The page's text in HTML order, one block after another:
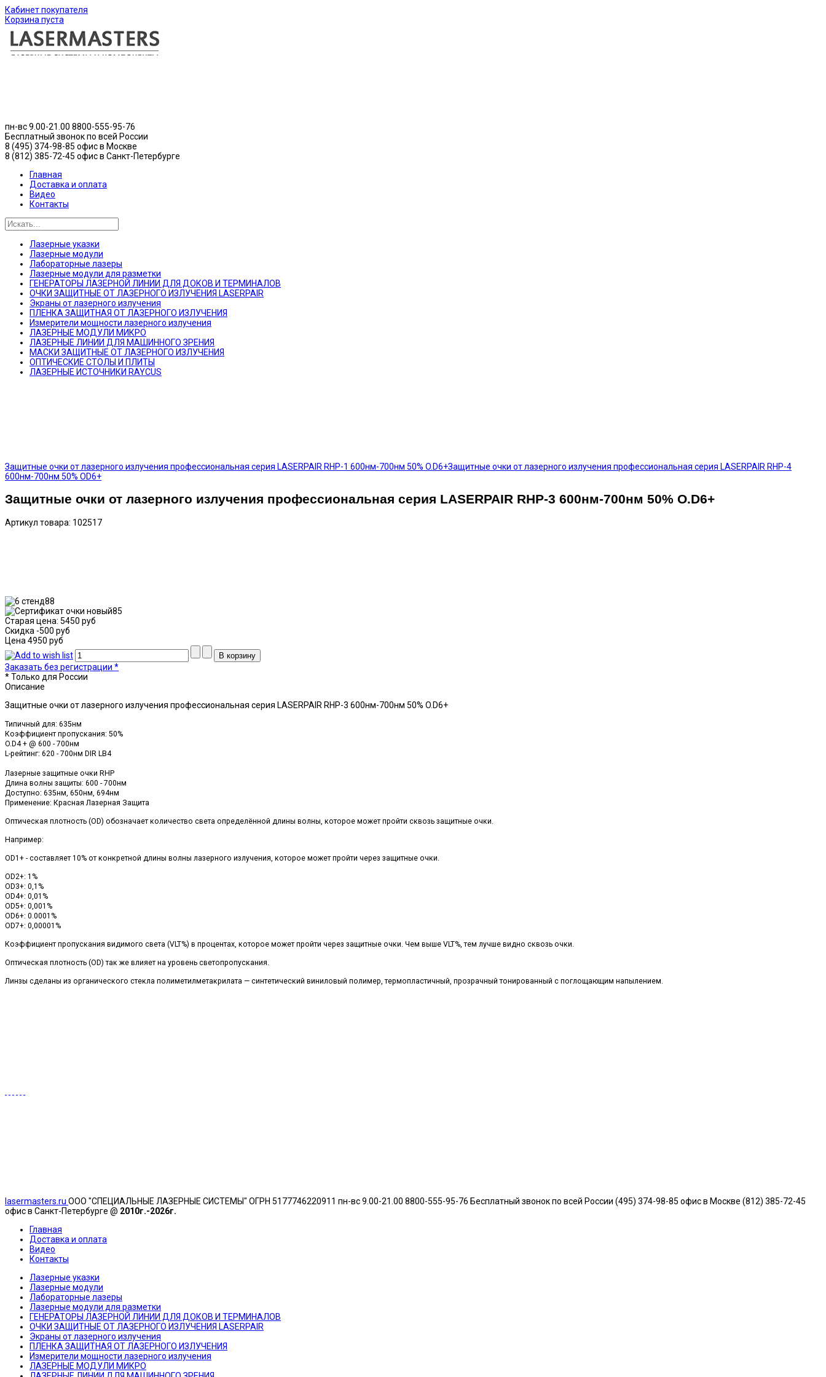
Кабинет покупателя
Корзина пуста
пн-вс 9.00-21.00 8800-555-95-76
Бесплатный звонок по всей России
8 (495) 374-98-85 офис в Москве
8 (812) 385-72-45 офис в Санкт-Петербурге
Главная
Доставка и оплата
Видео
Контакты
Лазерные указки
Лазерные модули
Лабораторные лазеры
Лазерные модули для разметки
ГЕНЕРАТОРЫ ЛАЗЕРНОЙ ЛИНИИ ДЛЯ ДОКОВ И ТЕРМИНАЛОВ
ОЧКИ ЗАЩИТНЫЕ ОТ ЛАЗЕРНОГО ИЗЛУЧЕНИЯ LASERPAIR
Экраны от лазерного излучения
ПЛЕНКА ЗАЩИТНАЯ ОТ ЛАЗЕРНОГО ИЗЛУЧЕНИЯ
Измерители мощности лазерного излучения
ЛАЗЕРНЫЕ МОДУЛИ МИКРО
ЛАЗЕРНЫЕ ЛИНИИ ДЛЯ МАШИННОГО ЗРЕНИЯ
МАСКИ ЗАЩИТНЫЕ ОТ ЛАЗЕРНОГО ИЗЛУЧЕНИЯ
ОПТИЧЕСКИЕ СТОЛЫ И ПЛИТЫ
ЛАЗЕРНЫЕ ИСТОЧНИКИ RAYCUS
Защитные очки от лазерного излучения профессиональная серия LASERPAIR RHP-1 600нм-700нм 50% O.D6+Защитные очки от лазерного излучения профессиональная серия LASERPAIR RHP-4
600нм-700нм 50% OD6+
Защитные очки от лазерного излучения профессиональная серия LASERPAIR RHP-3 600нм-700нм 50% O.D6+
Артикул товара: 102517
Старая цена: 5450 руб
Скидка -500 руб
Цена 4950 руб
Заказать без регистрации *
* Только для России
Описание
Защитные очки от лазерного излучения профессиональная серия LASERPAIR RHP-3 600нм-700нм 50% O.D6+
Типичный для: 635нм
Коэффициент пропускания: 50%
O.D4 + @ 600 - 700нм
L-рейтинг: 620 - 700нм DIR LB4
Лазерные защитные очки RHP
Длина волны защиты: 600 - 700нм
Доступно: 635нм, 650нм, 694нм
Применение: Красная Лазерная Защита
Оптическая плотность (OD) обозначает количество света определённой длины волны, которое может пройти сквозь защитные очки.
Например:
OD1+ - составляет 10% от конкретной длины волны лазерного излучения, которое может пройти через защитные очки.
OD2+: 1%
OD3+: 0,1%
OD4+: 0,01%
OD5+: 0,001%
OD6+: 0.0001%
OD7+: 0,00001%
Коэффициент пропускания видимого света (VLT%) в процентах, которое может пройти через защитные очки. Чем выше VLT%, тем лучше видно сквозь очки.
Оптическая плотность (OD) так же влияет на уровень светопропускания.
Линзы сделаны из органического стекла полиметилметакрилата — синтетический виниловый полимер, термопластичный, прозрачный тонированный с поглощающим напылением.
lasermasters.ru ООО "СПЕЦИАЛЬНЫЕ ЛАЗЕРНЫЕ СИСТЕМЫ" ОГРН 5177746220911 пн-вс 9.00-21.00 8800-555-95-76 Бесплатный звонок по всей России (495) 374-98-85 офис в Москве (812) 385-72-45
офис в Санкт-Петербурге @ 2010г.-2026г.
Главная
Доставка и оплата
Видео
Контакты
Лазерные указки
Лазерные модули
Лабораторные лазеры
Лазерные модули для разметки
ГЕНЕРАТОРЫ ЛАЗЕРНОЙ ЛИНИИ ДЛЯ ДОКОВ И ТЕРМИНАЛОВ
ОЧКИ ЗАЩИТНЫЕ ОТ ЛАЗЕРНОГО ИЗЛУЧЕНИЯ LASERPAIR
Экраны от лазерного излучения
ПЛЕНКА ЗАЩИТНАЯ ОТ ЛАЗЕРНОГО ИЗЛУЧЕНИЯ
Измерители мощности лазерного излучения
ЛАЗЕРНЫЕ МОДУЛИ МИКРО